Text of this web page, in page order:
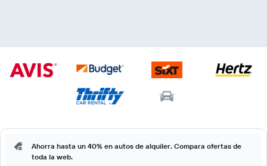
Ahorra hasta un 40% en autos de alquiler. Compara ofertas de
toda la web.